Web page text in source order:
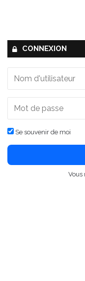
CONNEXION
Se souvenir de moi
Vous